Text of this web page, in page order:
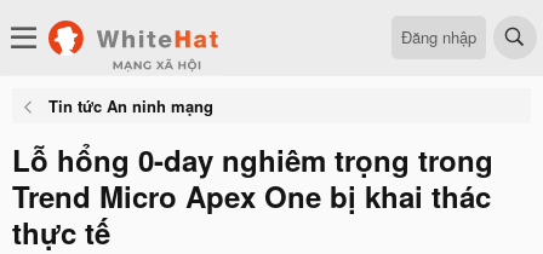
Đăng nhập
Tin tức An ninh mạng
Lỗ hổng 0-day nghiêm trọng trong
Trend Micro Apex One bị khai thác
thực tế